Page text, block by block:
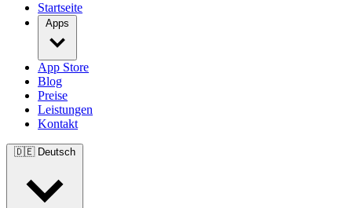
Startseite
Apps
App Store
Blog
Preise
Leistungen
Kontakt
🇩🇪 Deutsch